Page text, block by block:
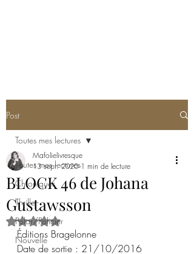
Post
Toutes mes lectures
Chroniques
Thriller
Polar/Policier
Nouvelle
Toutes mes lectures
BLOCK 46 de Johana
Gustawsson
Mafolielivresque
13 sept. 2020 1 min de lecture
Noté NaN étoiles sur 5.
Éditions Bragelonne
Date de sortie : 21/10/2016